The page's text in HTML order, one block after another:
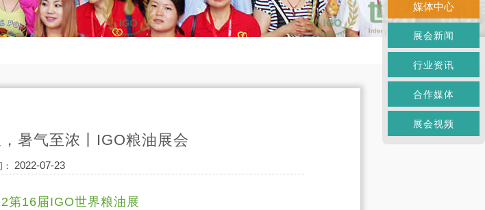
暑气至浓丨IGO粮油展会
2022-07-23
第16届IGO世界粮油展
媒体中心
展会新闻
行业资讯
合作媒体
展会视频